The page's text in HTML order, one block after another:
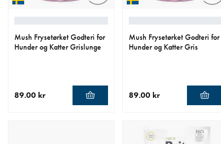
Mush Frysetørket Godteri for
Hunder og Katter Grislunge
89.00 kr
Mush Frysetørket Godteri for
Hunder og Katter Gris
89.00 kr